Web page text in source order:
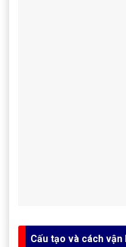
Cấu tạo và cách